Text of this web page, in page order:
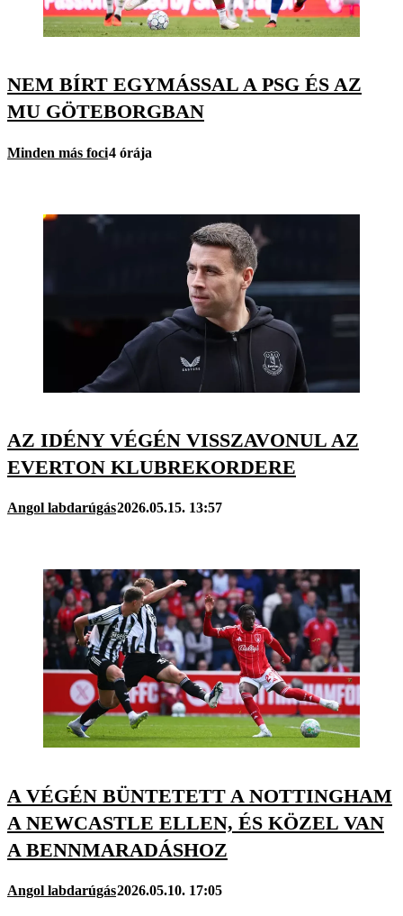
NEM BÍRT EGYMÁSSAL A PSG ÉS AZ
MU GÖTEBORGBAN
Minden más foci4 órája
AZ IDÉNY VÉGÉN VISSZAVONUL AZ
EVERTON KLUBREKORDERE
Angol labdarúgás2026.05.15. 13:57
A VÉGÉN BÜNTETETT A NOTTINGHAM
A NEWCASTLE ELLEN, ÉS KÖZEL VAN
A BENNMARADÁSHOZ
Angol labdarúgás2026.05.10. 17:05